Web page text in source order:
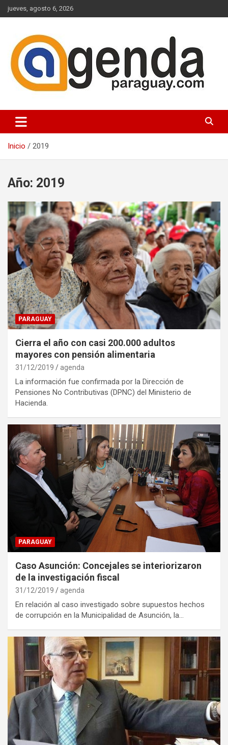
Saltar
al
jueves, agosto 6, 2026
Agenda Paraguay
Inicio 2019
Año: 2019
PARAGUAY
Cierra el año con casi 200.000 adultos
mayores con pensión alimentaria
31/12/2019 agenda
La información fue confirmada por la Dirección de
Pensiones No Contributivas (DPNC) del Ministerio de
Hacienda.
PARAGUAY
Caso Asunción: Concejales se interiorizaron
de la investigación fiscal
31/12/2019 agenda
En relación al caso investigado sobre supuestos hechos
de corrupción en la Municipalidad de Asunción, la…